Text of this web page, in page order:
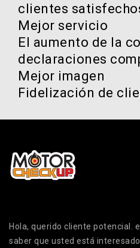
clientes
Mejor servicio
El aumento de la
declaraciones
Mejor imagen
Fidelización de
Hola, querido cliente potencial.
saber que usted está